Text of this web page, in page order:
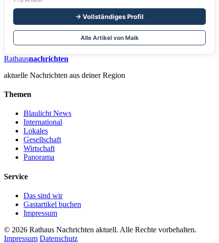
→ Vollständiges Profil
Alle Artikel von Maik
Rathausnachrichten
aktuelle Nachrichten aus deiner Region
Themen
Blaulicht News
International
Lokales
Gesellschaft
Wirtschaft
Panorama
Service
Das sind wir
Gastartikel buchen
Impressum
© 2026 Rathaus Nachrichten aktuell. Alle Rechte vorbehalten.
Impressum Datenschutz